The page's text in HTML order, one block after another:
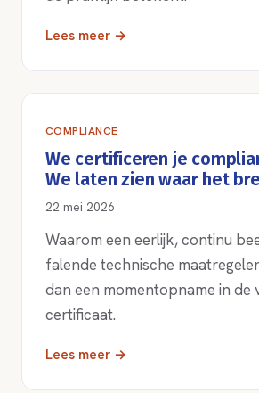
Lees meer →
COMPLIANCE
We certificeren je
We laten zien waar het
22 mei 2026
Waarom een eerlijk, continu
falende technische
dan een momentopname in de
certificaat.
Lees meer →